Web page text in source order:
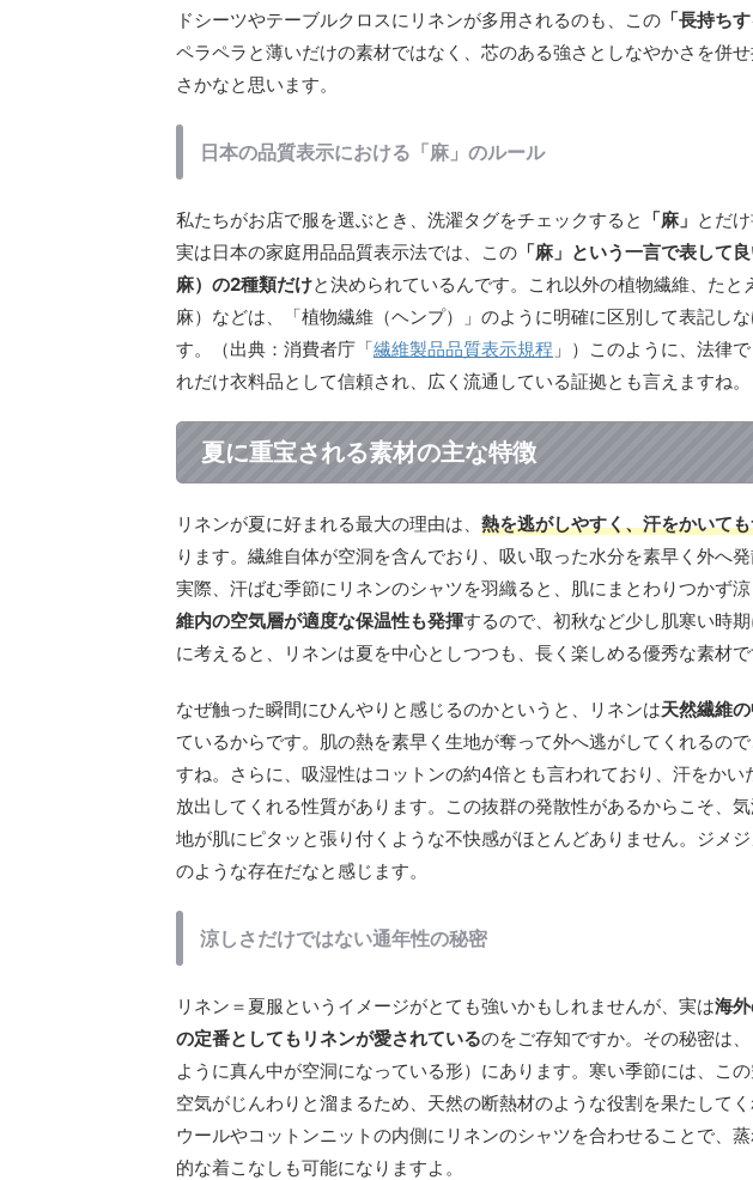
ドシーツやテーブルクロスにリネンが多用されるのも、この 「長持ち
ペラペラと薄いだけの素材ではなく、芯のある強さとしなやかさを併
さかなと思います。
日本の品質表示における「麻」のルール
私たちがお店で服を選ぶとき、洗濯タグをチェックすると 「麻」 とだ
実は日本の家庭用品品質表示法では、この 「麻」という一言で表して
麻）の2種類だけと決められているんです。これ以外の植物繊維、た
麻）などは、「植物繊維（ヘンプ）」のように明確に区別して表記し
す。（出典：消費者庁「繊維製品品質表示規程 」）このように、法律
れだけ衣料品として信頼され、広く流通している証拠とも言えますね。
夏に重宝される素材の主な特徴
リネンが夏に好まれる最大の理由は、 熱を逃がしやすく、汗をかいて
ります。繊維自体が空洞を含んでおり、吸い取った水分を素早く外へ
実際、汗ばむ季節にリネンのシャツを羽織ると、肌にまとわりつかず涼
維内の空気層が適度な保温性も発揮するので、初秋など少し肌寒い時
に考えると、リネンは夏を中心としつつも、長く楽しめる優秀な素材で
なぜ触った瞬間にひんやりと感じるのかというと、リネンは天然繊維
ているからです。肌の熱を素早く生地が奪って外へ逃がしてくれるので
すね。さらに、吸湿性はコットンの約4倍とも言われており、汗をか
放出してくれる性質があります。この抜群の発散性があるからこそ、
地が肌にピタッと張り付くような不快感がほとんどありません。ジメ
のような存在だなと感じます。
涼しさだけではない通年性の秘密
リネン＝夏服というイメージがとても強いかもしれませんが、実は海
の定番としてもリネンが愛されているのをご存知ですか。その秘密は
ように真ん中が空洞になっている形）にあります。寒い季節には、こ
空気がじんわりと溜まるため、天然の断熱材のような役割を果たして
ウールやコットンニットの内側にリネンのシャツを合わせることで、
的な着こなしも可能になりますよ。